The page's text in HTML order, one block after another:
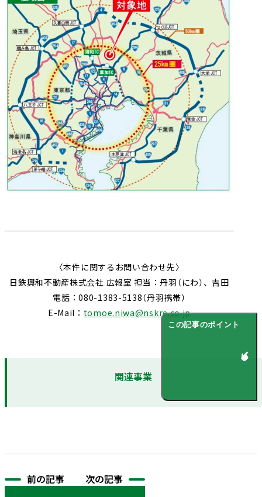
〈本件に関するお問い合わせ先〉
日鉄興和不動産株式会社 広報室 担当：丹羽（にわ）、吉田
電話：080-1383-5138（丹羽携帯）
E-Mail： tomoe.niwa@nskre.co.jp
関連事業
この記事のポイント
前の記事 次の記事